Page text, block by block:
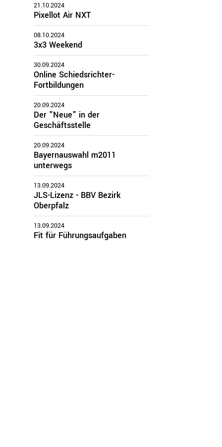
beim Bundesjugendlager 2024 mit Bundestrainer Dirk Bauermann
21.10.2024
Pixellot Air NXT
08.10.2024
3x3 Weekend
30.09.2024
Online Schiedsrichter-
Fortbildungen
20.09.2024
Der "Neue" in der
Geschäftsstelle
20.09.2024
Bayernauswahl m2011
unterwegs
13.09.2024
JLS-Lizenz - BBV Bezirk
Oberpfalz
13.09.2024
Fit für Führungsaufgaben
Schwaben
Mittelfranken
Oberfranken
Unterfranken